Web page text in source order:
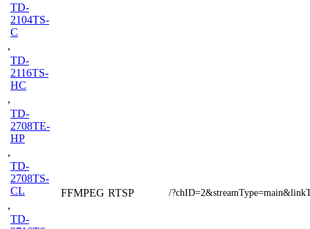
TD-
2104TS-
C
,
TD-
2116TS-
HC
,
TD-
2708TE-
HP
,
TD-
2708TS-
CL
,
TD-
FFMPEG RTSP /